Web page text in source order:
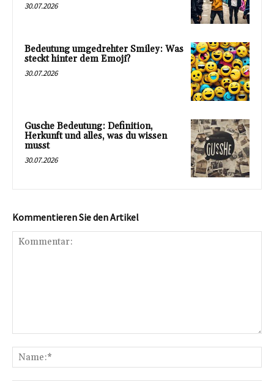
30.07.2026
Bedeutung umgedrehter Smiley: Was
steckt hinter dem Emoji?
30.07.2026
Gusche Bedeutung: Definition,
Herkunft und alles, was du wissen
musst
30.07.2026
Kommentieren Sie den Artikel